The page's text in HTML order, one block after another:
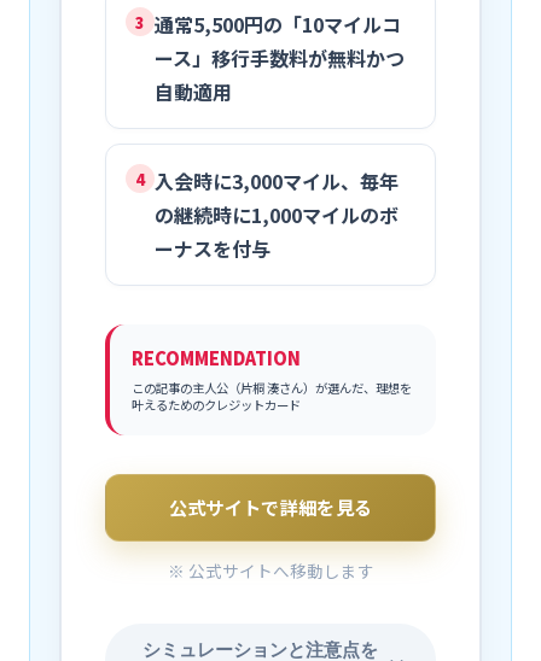
3 通常5,500円の「10マイルコ
ース」移行手数料が無料かつ
自動適用
4 入会時に3,000マイル、毎年
の継続時に1,000マイルのボ
ーナスを付与
RECOMMENDATION
この記事の主人公（片桐 湊さん）が選んだ、理想を
叶えるためのクレジットカード
公式サイトで詳細を見る
※ 公式サイトへ移動します
シミュレーションと注意点を